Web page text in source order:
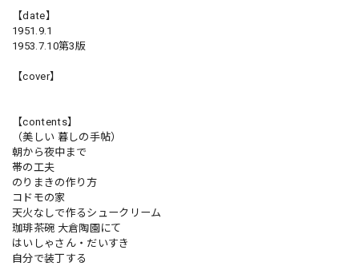
【date】
1951.9.1
1953.7.10第3版
【cover】
【contents】
（美しい 暮しの手帖）
朝から夜中まで
帯の工夫
のりまきの作り方
コドモの家
天火なしで作るシュークリーム
珈琲茶碗 大倉陶園にて
はいしゃさん・だいすき
自分で装丁する